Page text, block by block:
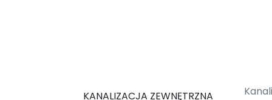
KANALIZACJA ZEWNĘTRZNA